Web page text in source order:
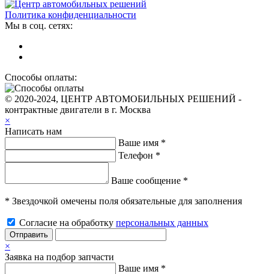
Политика конфиденциальности
Мы в соц. сетях:
Способы оплаты:
© 2020-2024, ЦЕНТР АВТОМОБИЛЬНЫХ РЕШЕНИЙ -
контрактные двигатели в г. Москва
×
Написать нам
Ваше имя *
Телефон *
Ваше сообщение *
* Звездочкой омечены поля обязательные для заполнения
Согласие на обработку персональных данных
Отправить
×
Заявка на подбор запчасти
Ваше имя *